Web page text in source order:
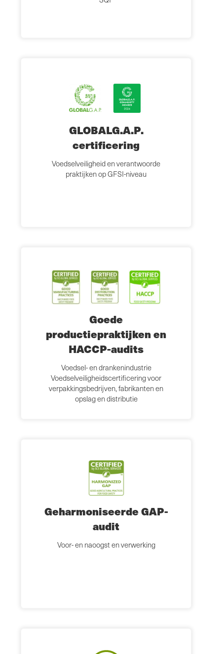
GLOBALG.A.P.
certificering
Voedselveiligheid en verantwoorde
praktijken op GFSI-niveau
Goede
productiepraktijken en
HACCP-audits
Voedsel- en drankenindustrie
Voedselveiligheidscertificering voor
verpakkingsbedrijven, fabrikanten en
opslag en distributie
Geharmoniseerde GAP-
audit
Voor- en naoogst en verwerking